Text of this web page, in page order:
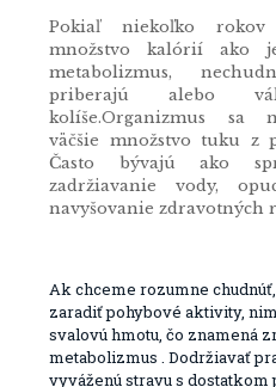
Pokiaľ niekoľko
množstvo kalórií ako
metabolizmus,
priberajú alebo
kolíše.Organizmus sa
väčšie množstvo tuku z
Často bývajú ako
zadržiavanie vody,
navyšovanie zdravotných
Ak chceme rozumne
zaradiť pohybové aktivity,
svalovú hmotu, čo znamená
metabolizmus . Dodržiavať
vyváženú stravu s dostatkom